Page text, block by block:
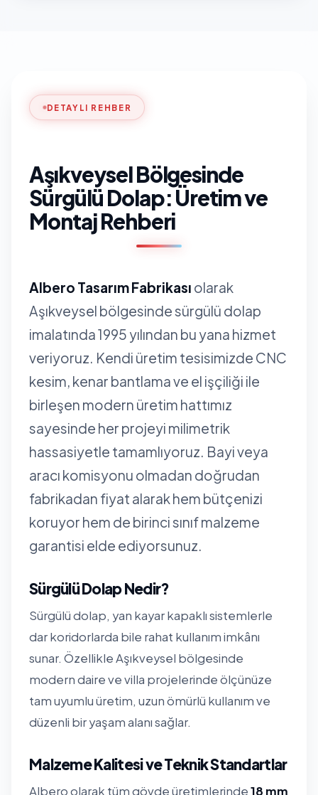
DETAYLI REHBER
Aşıkveysel Bölgesinde
Sürgülü Dolap: Üretim ve
Montaj Rehberi
Albero Tasarım Fabrikası olarak
Aşıkveysel bölgesinde sürgülü dolap
imalatında 1995 yılından bu yana hizmet
veriyoruz. Kendi üretim tesisimizde CNC
kesim, kenar bantlama ve el işçiliği ile
birleşen modern üretim hattımız
sayesinde her projeyi milimetrik
hassasiyetle tamamlıyoruz. Bayi veya
aracı komisyonu olmadan doğrudan
fabrikadan fiyat alarak hem bütçenizi
koruyor hem de birinci sınıf malzeme
garantisi elde ediyorsunuz.
Sürgülü Dolap Nedir?
Sürgülü dolap, yan kayar kapaklı sistemlerle
dar koridorlarda bile rahat kullanım imkânı
sunar. Özellikle Aşıkveysel bölgesinde
modern daire ve villa projelerinde ölçünüze
tam uyumlu üretim, uzun ömürlü kullanım ve
düzenli bir yaşam alanı sağlar.
Malzeme Kalitesi ve Teknik Standartlar
Albero olarak tüm gövde üretimlerinde18 mm